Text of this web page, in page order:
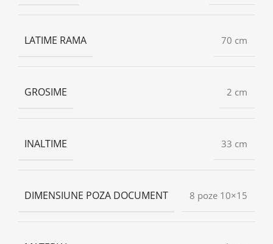
LATIME RAMA 70 cm
GROSIME 2 cm
INALTIME 33 cm
DIMENSIUNE POZA DOCUMENT 8 poze 10×15